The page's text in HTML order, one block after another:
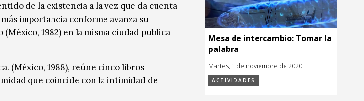
de la existencia a la vez que da cuenta
importancia conforme avanza su
(México, 1982) en la misma ciudad publica
(México, 1988), reúne cinco libros
que coincide con la intimidad de
Mesa de intercambio: Tomar la
palabra
Martes, 3 de noviembre de 2020.
ACTIVIDADES